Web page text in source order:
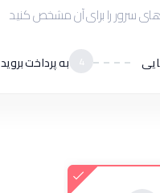
های سرور را برای آن مشخص کنید
4 به پرداخت بروید